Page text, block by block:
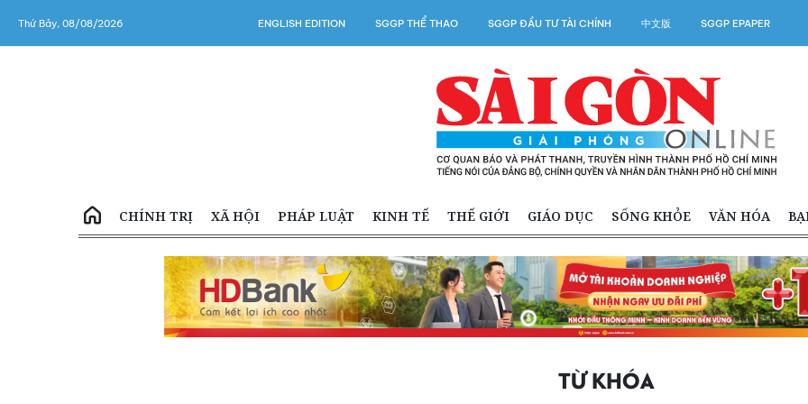
Thứ Bảy, 08/08/2026 ENGLISH EDITION SGGP THỂ THAO SGGP ĐẦU TƯ TÀI CHÍNH 中文版 SGGP EPAPER
CHÍNH TRỊ XÃ HỘI PHÁP LUẬT KINH TẾ THẾ GIỚI GIÁO DỤC SỐNG KHỎE VĂN HÓA
TỪ KHÓA